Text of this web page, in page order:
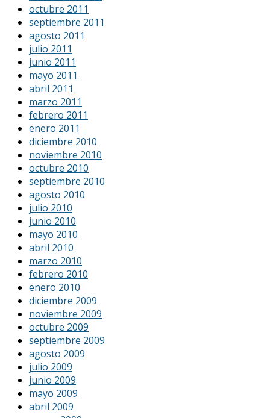
octubre 2011
septiembre 2011
agosto 2011
julio 2011
junio 2011
mayo 2011
abril 2011
marzo 2011
febrero 2011
enero 2011
diciembre 2010
noviembre 2010
octubre 2010
septiembre 2010
agosto 2010
julio 2010
junio 2010
mayo 2010
abril 2010
marzo 2010
febrero 2010
enero 2010
diciembre 2009
noviembre 2009
octubre 2009
septiembre 2009
agosto 2009
julio 2009
junio 2009
mayo 2009
abril 2009